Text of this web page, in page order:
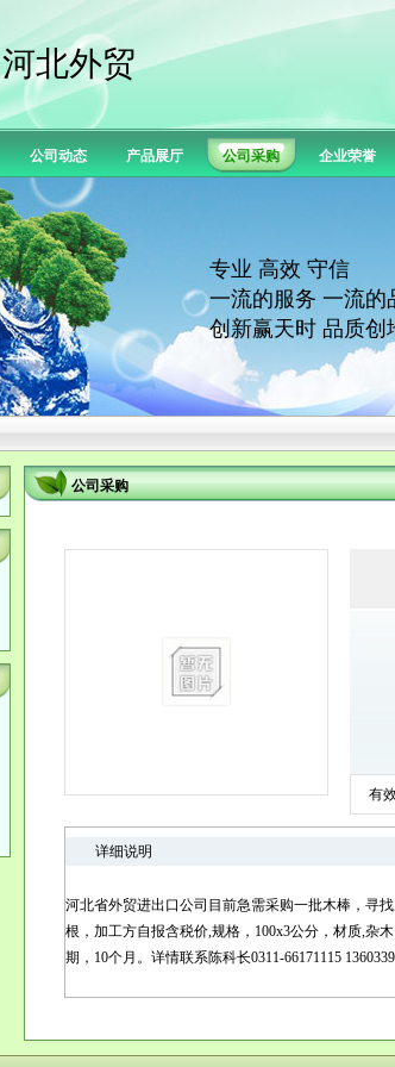
河北外贸
公司动态 产品展厅 公司采购 企业荣誉
专业 高效 守信
一流的服务 一流的
创新赢天时 品质创
公司采购
有
详细说明
河北省外贸进出口公司目前急需采购一批木棒，寻
根，加工方自报含税价,规格，100x3公分，材质,杂
期，10个月。详情联系陈科长0311-66171115